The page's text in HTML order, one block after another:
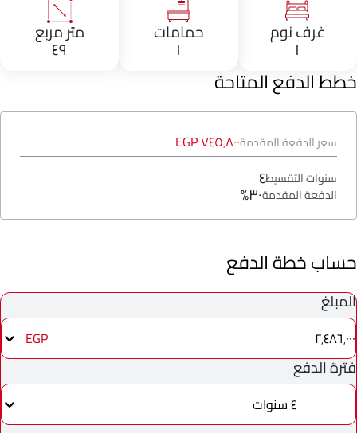
غرف نوم
١
حمامات
١
متر مربع
٤٩
خطط الدفع المتاحة
سعر الدفعة المقدمة٧٤٥٬٨٠٠ EGP
سنوات التقسيط٤
الدفعة المقدمة٣٠%
حساب خطة الدفع
المبلغ
٢٬٤٨٦٬٠٠٠ EGP
فترة الدفع
٤ سنوات